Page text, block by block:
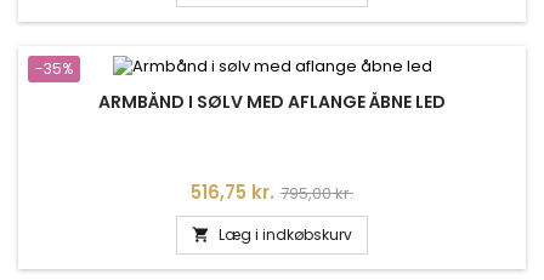
-35%
ARMBÅND I SØLV MED AFLANGE ÅBNE LED
Pris
516,75 kr. Normalpris
795,00 kr.
 Læg i indkøbskurv